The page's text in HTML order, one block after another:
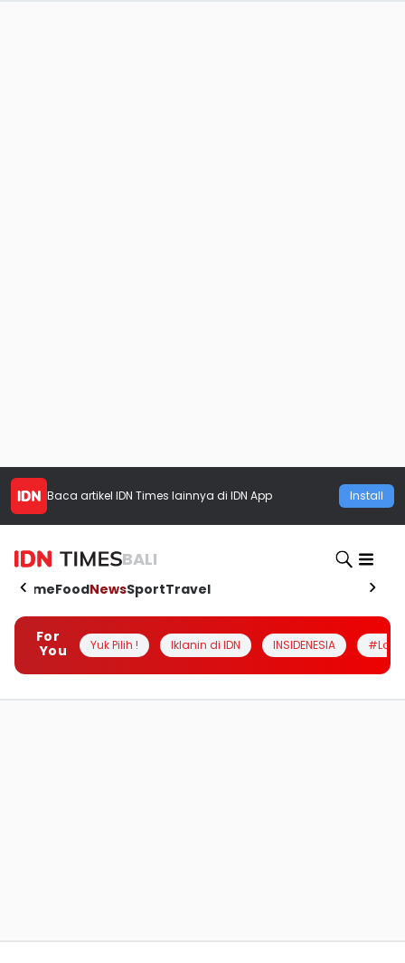
Baca artikel IDN Times lainnya di IDN App Install
BALI
HomeFoodNewsSportTravel
For
You
Yuk Pilih ! Iklanin di IDN INSIDENESIA